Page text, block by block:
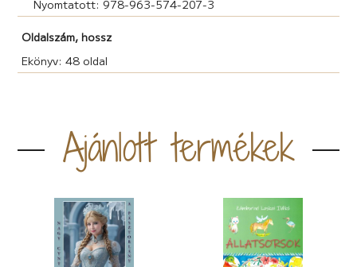
Nyomtatott: 978-963-574-207-3
Oldalszám, hossz
Ekönyv: 48 oldal
Ajánlott termékek